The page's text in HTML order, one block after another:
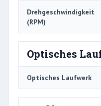
Drehgeschwindigkeit
(RPM)
Optisches
Optisches Laufwerk